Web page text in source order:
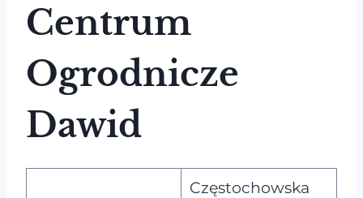
Centrum
Ogrodnicze
Dawid
Częstochowska